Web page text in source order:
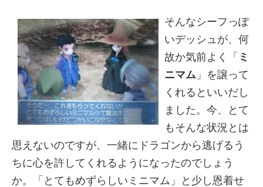
そんなシーフっぽ
いデッシュが、何
故か気前よく「 ミ
ニマム 」を譲って
くれるといいだし
ました。今、とて
もそんな状況とは
思えないのですが、一緒にドラゴンから逃げるう
ちに心を許してくれるようになったのでしょう
か。「とてもめずらしいミニマム」と少し恩着せ